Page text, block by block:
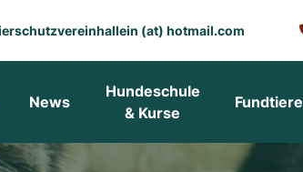
(at) hotmail.com
News
Hundeschule
& Kurse
Fundtiere